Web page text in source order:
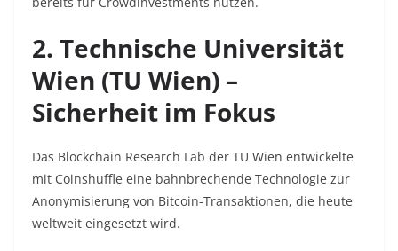
2. Technische Universität
Wien (TU Wien) –
Sicherheit im Fokus
Das Blockchain Research Lab der TU Wien entwickelte
mit Coinshuffle eine bahnbrechende Technologie zur
Anonymisierung von Bitcoin-Transaktionen, die heute
weltweit eingesetzt wird.